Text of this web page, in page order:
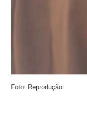
Foto: Reprodução